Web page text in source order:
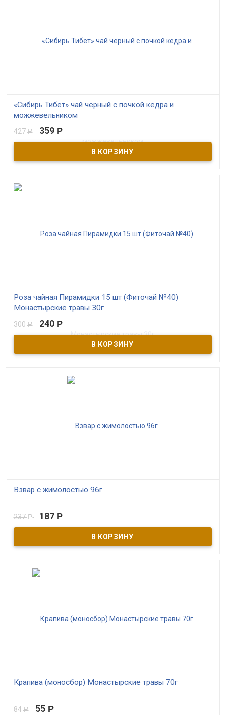
«Сибирь Тибет» чай черный с почкой кедра и
можжевельником
В наличии
427Р 359 Р
Роза чайная Пирамидки 15 шт (Фиточай №40)
Монастырские травы 30г
В наличии
Монастырский ручной сбор лепестков розы в заварочных
пирамидках. Качественный моносбор без примесей, бережная
сушка, ручная расфасовка. ​Применяется при лечении многих
300Р 240 Р
Взвар с жимолостью 96г
Монастырский взвар с жимолостью на основе обжаренного
сушеного сибирского яблочка. Очень вкусный, хорошо
былин и преданий древней Руси
237Р 187 Р
Крапива (моносбор) Монастырские травы 70г
84Р 55 Р